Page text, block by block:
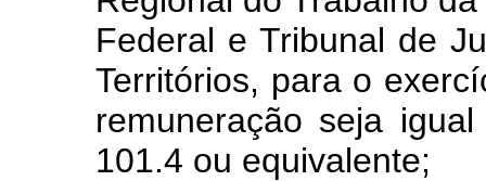
Federal e Tribunal de
Territórios, para o
remuneração seja
101.4 ou equivalente;